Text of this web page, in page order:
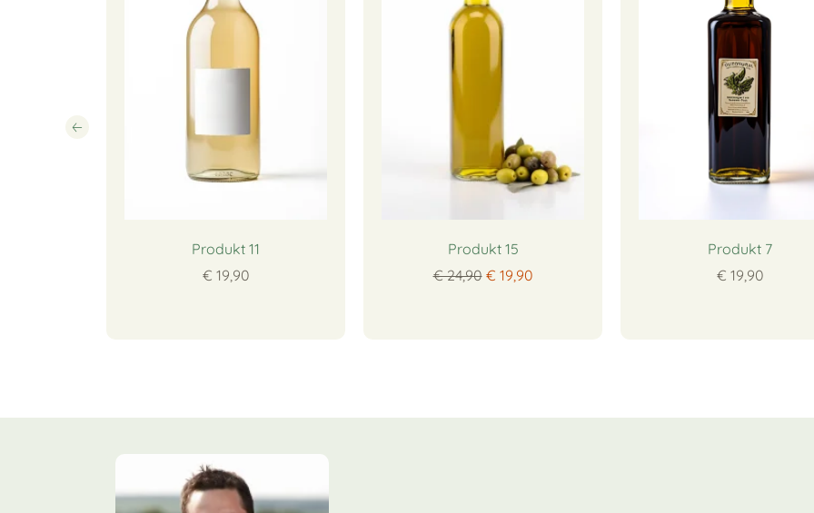
Produkt 11
€ 19,90
Produkt 15
€ 24,90 € 19,90
Produkt 7
€ 19,90